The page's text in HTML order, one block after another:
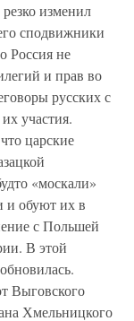
изменил
сподвижники
Россия не
и прав во
русских с
участия.
царские
«москали»
и обуют их в
с Польшей
В этой
Выговского
Хмельницкого